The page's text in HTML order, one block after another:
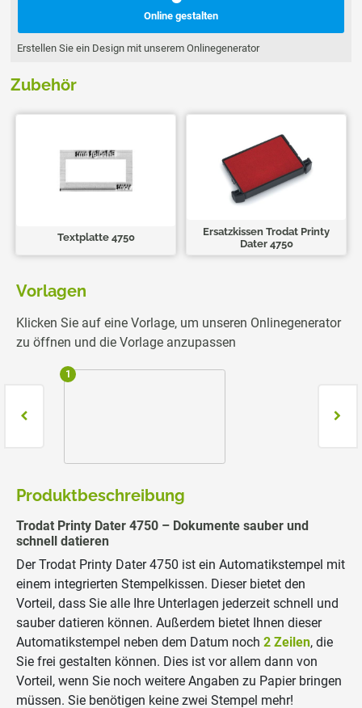
Online gestalten
Erstellen Sie ein Design mit unserem Onlinegenerator
Zubehör
Textplatte 4750
Ersatzkissen Trodat Printy
Dater 4750
Vorlagen
Klicken Sie auf eine Vorlage, um unseren Onlinegenerator
zu öffnen und die Vorlage anzupassen
1
Produktbeschreibung
Trodat Printy Dater 4750 – Dokumente sauber und
schnell datieren
Der Trodat Printy Dater 4750 ist ein Automatikstempel mit
einem integrierten Stempelkissen. Dieser bietet den
Vorteil, dass Sie alle Ihre Unterlagen jederzeit schnell und
sauber datieren können. Außerdem bietet Ihnen dieser
Automatikstempel neben dem Datum noch 2 Zeilen, die
Sie frei gestalten können. Dies ist vor allem dann von
Vorteil, wenn Sie noch weitere Angaben zu Papier bringen
müssen. Sie benötigen keine zwei Stempel mehr!